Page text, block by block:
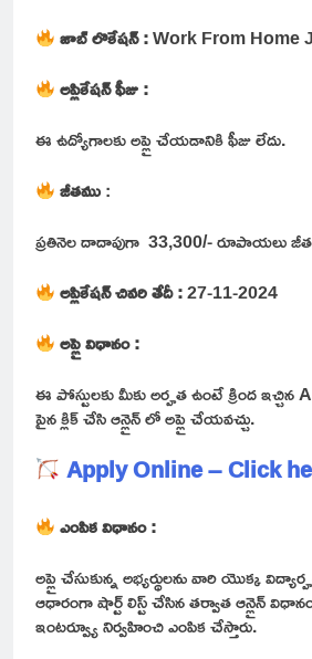
జాబ్ లొకేషన్ :Work From Home
అప్లికేషన్ ఫీజు :
ఈఉద్యోగాలకు అప్లై చేయడానికి ఫీజు లేదు.
జీతము:
ప్రతినెల దాదాపుగా 33,300/- రూపాయలు
అప్లికేషన్ చివరి తేదీ :27-11-2024
అప్లై విధానం :
ఈ పోస్టులకు మీకు అర్హత ఉంటే క్రింద
పైన క్లిక్ చేసి ఆన్లైన్ లో అప్లై చేయవచ్చు.
Apply Online – Click
ఎంపిక విధానం :
అప్లై చేసుకున్న అభ్యర్థులను వారి యొక్క
ఆధారంగా షార్ట్ లిస్ట్ చేసిన తర్వాత ఆన్లైన్
ఇంటర్వ్యూ నిర్వహించి ఎంపిక చేస్తారు.